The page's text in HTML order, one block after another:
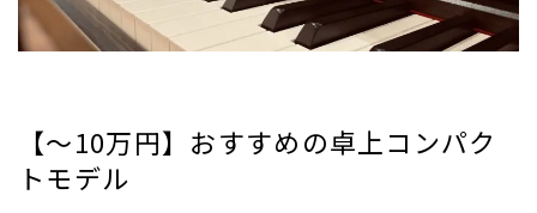
【～10万円】おすすめの卓上コンパク
トモデル